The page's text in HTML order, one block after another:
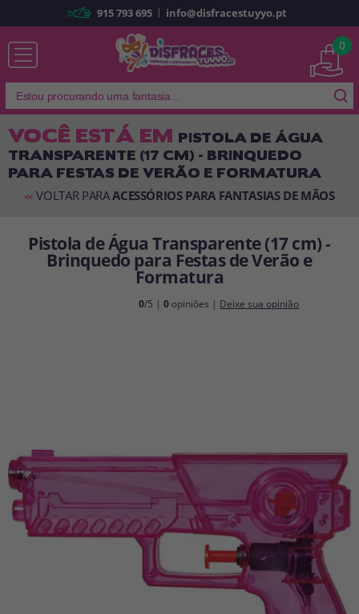
Já sou cliente
Lembrar-me Esqueceu sua senha?
ENTRAR
É a minha primeira vez
Sou novo
disfracestuyyo.pt, você poderá fazer suas
915 793 695 | info@disfracestuyyo.pt
0
VOCÊ ESTÁ EM PISTOLA DE ÁGUA
TRANSPARENTE (17 CM) - BRINQUEDO
PARA FESTAS DE VERÃO E FORMATURA
<< VOLTAR PARAACESSÓRIOS PARA FANTASIAS DE MÃOS
Pistola de Água Transparente (17 cm) -
Brinquedo para Festas de Verão e
Formatura
0/5 |0 opiniões | Deixe sua opinião